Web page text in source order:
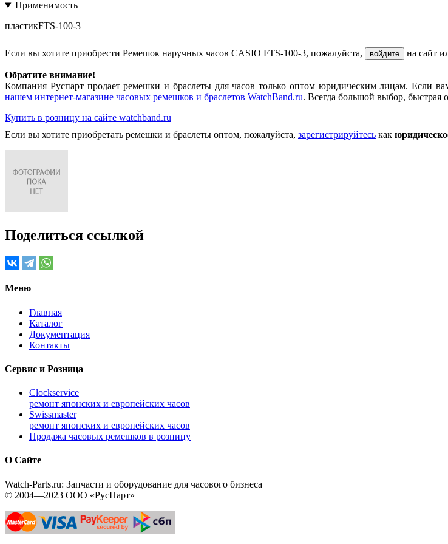
Применимость
пластикFTS-100-3
Если вы хотите приобрести Ремешок наручных часов CASIO FTS-100-3, пожалуйста, войдите на сайт
Обратите внимание!
Компания Руспарт продает ремешки и браслеты для часов только оптом юридическим лицам. Если
нашем интернет-магазине часовых ремешков и браслетов WatchBand.ru. Всегда большой выбор, быстрая
Купить в розницу на сайте watchband.ru
Если вы хотите приобретать ремешки и браслеты оптом, пожалуйста, зарегистрируйтесь как
Поделиться ссылкой
Меню
Главная
Каталог
Документация
Контакты
Сервис и Розница
Clockservice
ремонт японских и европейских часов
Swissmaster
ремонт японских и европейских часов
Продажа часовых ремешков в розницу
О Сайте
Watch-Parts.ru: Запчасти и оборудование для часового бизнеса
© 2004—2023 ООО «РусПарт»